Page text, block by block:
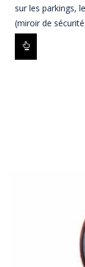
sur les parkings,
(miroir de